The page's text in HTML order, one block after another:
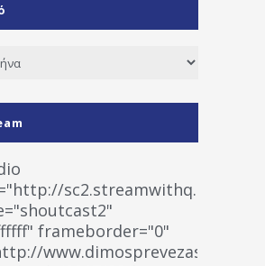
frameborder="0"
www.dimosprevezas.gr/wp-